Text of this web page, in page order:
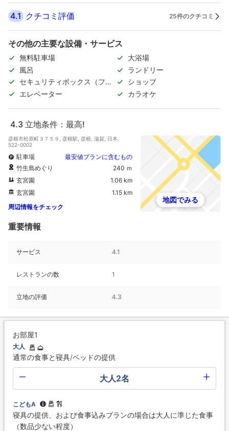
4.1 クチコミ評価 25件のクチコミ
その他の主要な設備・サービス
無料駐車場
大浴場
風呂
ランドリー
セキュリティボックス（フロ
ント）
ショップ
エレベーター
カラオケ
4.3 立地条件：最高!
彦根市松原町３７５９, 彦根駅, 彦根, 滋賀, 日本,
522-0002
駐車場
最安値プランに含むもの
竹生島めぐり
240 ｍ
玄宮園
1.06 km
玄宮園
1.15 km
周辺情報をチェック
地図でみる
重要情報
サービス 4.1
レストランの数 1
立地の評価 4.3
お部屋1
大人
通常の食事と寝具/ベッドの提供
大人2名
こどもA
寝具の提供、および食事込みプランの場合は大人に準じた食事
（数品少ない程度）